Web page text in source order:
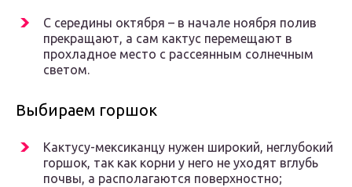
С середины октября – в начале ноября полив
прекращают, а сам кактус перемещают в
прохладное место с рассеянным солнечным
светом.
Выбираем горшок
Кактусу-мексиканцу нужен широкий, неглубокий
горшок, так как корни у него не уходят вглубь
почвы, а располагаются поверхностно;